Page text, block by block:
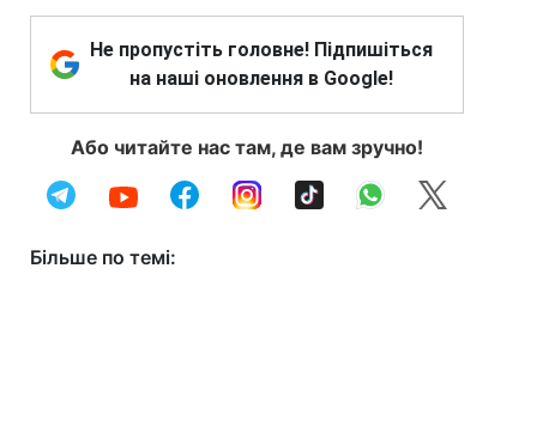
Не пропустіть головне! Підпишіться
на наші оновлення в Google!
Або читайте нас там, де вам зручно!
Більше по темі: